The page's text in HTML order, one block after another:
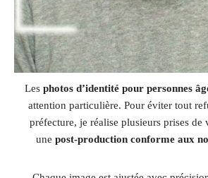
Les photos d’identité pour personnes
attention particulière. Pour éviter tout
préfecture, je réalise plusieurs prises de
une post-production conforme aux